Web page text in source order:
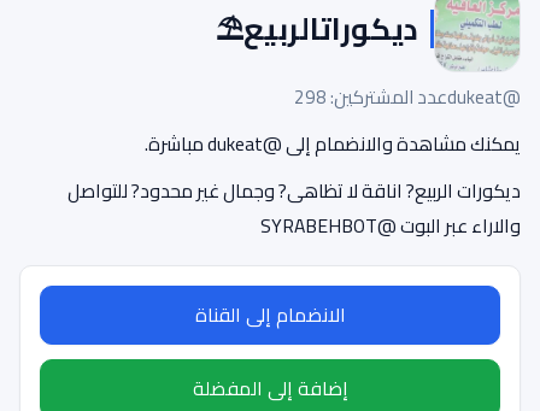
ديكوراتالربيع⛱
@dukeat
عدد المشتركين: 298
يمكنك مشاهدة والانضمام إلى @dukeat مباشرة.
ديكورات الربيع? اناقة لا تظاهى? وجمال غير محدود? للتواصل
والاراء عبر البوت @SYRABEHBOT
الانضمام إلى القناة
إضافة إلى المفضلة